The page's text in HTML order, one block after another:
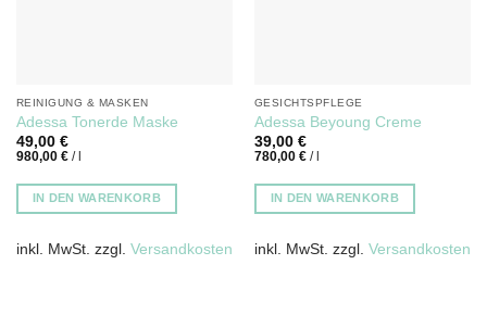
REINIGUNG & MASKEN
Adessa Tonerde Maske
49,00 €
980,00 €/
IN DEN WARENKORB
inkl. MwSt. zzgl. Versandkosten
GESICHTSPFLEGE
Adessa Beyoung Creme
39,00 €
780,00 €/
IN DEN WARENKORB
inkl. MwSt. zzgl. Versandkosten